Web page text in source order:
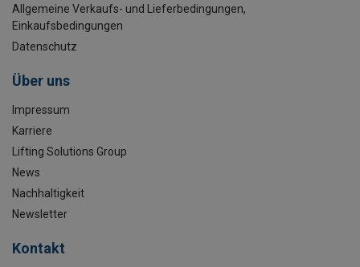
Allgemeine Verkaufs- und Lieferbedingungen,
Einkaufsbedingungen
Datenschutz
Über uns
Impressum
Karriere
Lifting Solutions Group
News
Nachhaltigkeit
Newsletter
Kontakt